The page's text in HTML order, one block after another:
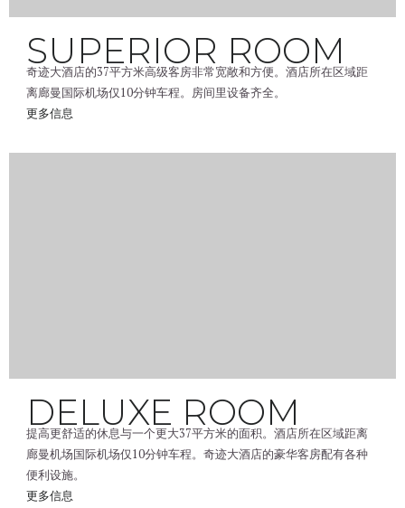
SUPERIOR ROOM
奇迹大酒店的37平方米高级客房非常宽敞和方便。酒店所在区域距
离廊曼国际机场仅10分钟车程。房间里设备齐全。
更多信息
DELUXE ROOM
提高更舒适的休息与一个更大37平方米的面积。酒店所在区域距离
廊曼机场国际机场仅10分钟车程。奇迹大酒店的豪华客房配有各种
便利设施。
更多信息